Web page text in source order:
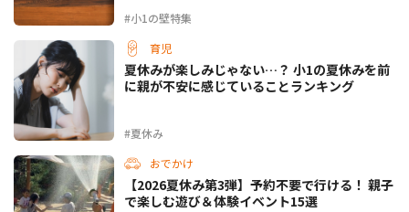
#小1の壁特集
育児
#夏休み
夏休みが楽しみじゃない…？ 小1の夏休みを前
に親が不安に感じていることランキング
おでかけ
【2026夏休み第3弾】予約不要で行ける！ 親子
で楽しむ遊び＆体験イベント15選